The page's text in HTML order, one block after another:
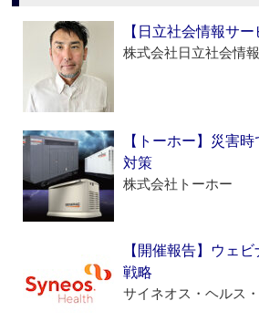
【日立社会情報サ
株式会社日立社会情
【トーホー】災害
対策
株式会社トーホー
【開催報告】ウェ
戦略
サイネオス・ヘルス